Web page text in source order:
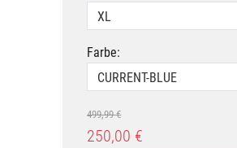
XL
Farbe:
CURRENT-BLUE
499,99 €
250,00 €